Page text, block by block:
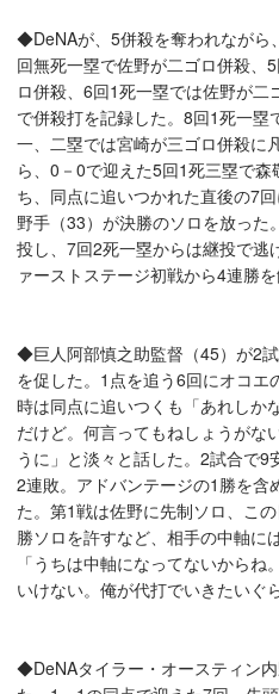
◆DeNAが、5併殺を奪われながら
回無死一塁で佐野が二ゴロ併殺、
ロ併殺、6回1死一塁では佐野が
で併殺打を記録した。8回1死一
一、二塁では宮崎が三ゴロ併殺に
ら、0－0で迎えた5回1死三塁で
ち、同点に追いつかれた直後の7
野手（33）が決勝のソロを放った
投し、7回2死一塁からは継投で逃
ァーストステージ初戦から4連勝を
◆巨人阿部慎之助監督（45）が2
を促した。1点を追う6回にオコ
時は同点に追いつくも「あれしか
だけど。何言ってもねしょうがな
うに」と淡々と話した。2試合で9
2連敗。アドバンテージの1勝を含
た。第1戦は佐野に先制ソロ、こ
勝ソロを許すなど、相手の中軸に
「うちは中軸になってないから
いけない。俺が代打でいきたいぐ
◆DeNAタイラー・オースティン